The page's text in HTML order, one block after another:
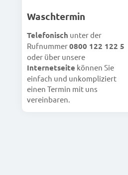
Waschtermin
Telefonisch unter der
Rufnummer0800 122 122 5
oder über unsere
Internetseite können Sie
einfach und unkompliziert
einen Termin mit uns
vereinbaren.